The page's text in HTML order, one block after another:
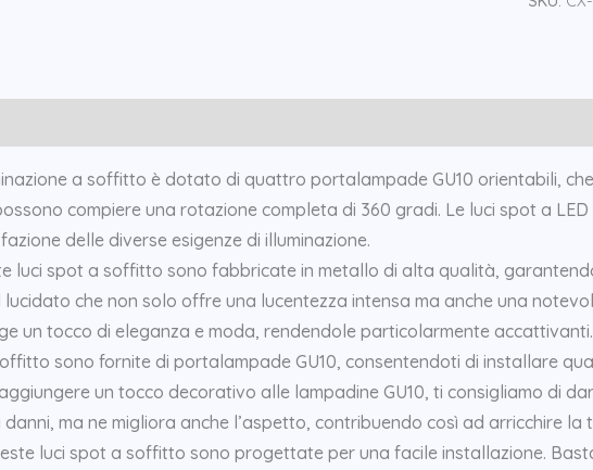
a
4
per
Soffitto
quantity
a soffitto è dotato di quattro portalampade GU10 orientabili,
compiere una rotazione completa di 360 gradi. Le luci spot a
delle diverse esigenze di illuminazione.
luci spot a soffitto sono fabbricate in metallo di alta qualità,
che non solo offre una lucentezza intensa ma anche una
un tocco di eleganza e moda, rendendole particolarmente accattivanti.
sono fornite di portalampade GU10, consentendoti di installare
un tocco decorativo alle lampadine GU10, ti consigliamo di
ma ne migliora anche l’aspetto, contribuendo così ad arricchire la
luci spot a soffitto sono progettate per una facile installazione.